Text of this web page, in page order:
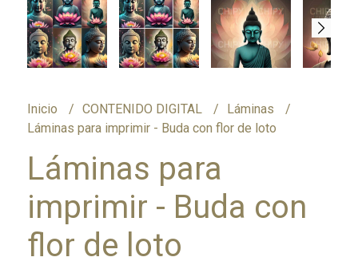
Inicio CONTENIDO DIGITAL
Láminas
Láminas para imprimir - Buda con flor de loto
Láminas para
imprimir - Buda con
flor de loto